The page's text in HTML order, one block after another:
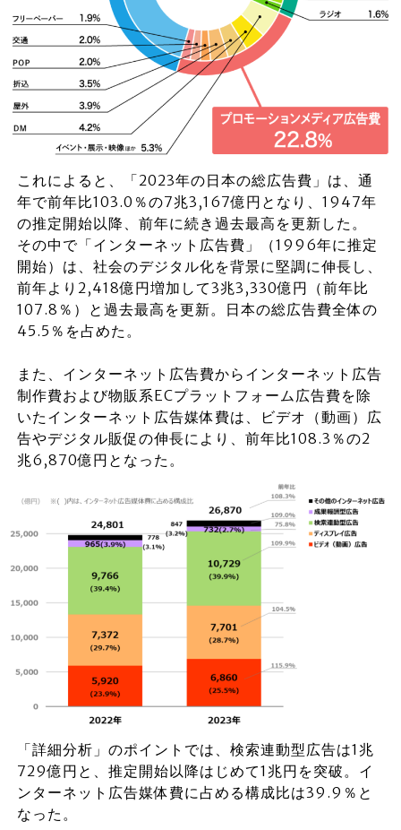
これによると、「2023年の日本の総広告費」は、通
年で前年比103.0％の7兆3,167億円となり、1947年
の推定開始以降、前年に続き過去最高を更新した。
その中で「インターネット広告費」（1996年に推定
開始）は、社会のデジタル化を背景に堅調に伸長し、
前年より2,418億円増加して3兆3,330億円（前年比
107.8％）と過去最高を更新。日本の総広告費全体の
45.5％を占めた。
また、インターネット広告費からインターネット広告
制作費および物販系ECプラットフォーム広告費を除
いたインターネット広告媒体費は、ビデオ（動画）広
告やデジタル販促の伸長により、前年比108.3％の2
兆6,870億円となった。
「詳細分析」のポイントでは、検索連動型広告は1兆
729億円と、推定開始以降はじめて1兆円を突破。イ
ンターネット広告媒体費に占める構成比は39.9％と
なった。